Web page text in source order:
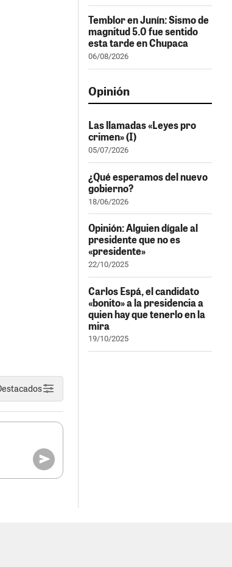
Temblor en Junín: Sismo de
magnitud 5.0 fue sentido
esta tarde en Chupaca
06/08/2026
Opinión
Las llamadas «Leyes pro
crimen» (I)
05/07/2026
¿Qué esperamos del nuevo
gobierno?
18/06/2026
Opinión: Alguien dígale al
presidente que no es
«presidente»
22/10/2025
Carlos Espá, el candidato
«bonito» a la presidencia a
quien hay que tenerlo en la
mira
19/10/2025